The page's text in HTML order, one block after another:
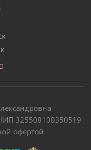
325508100350519
офертой